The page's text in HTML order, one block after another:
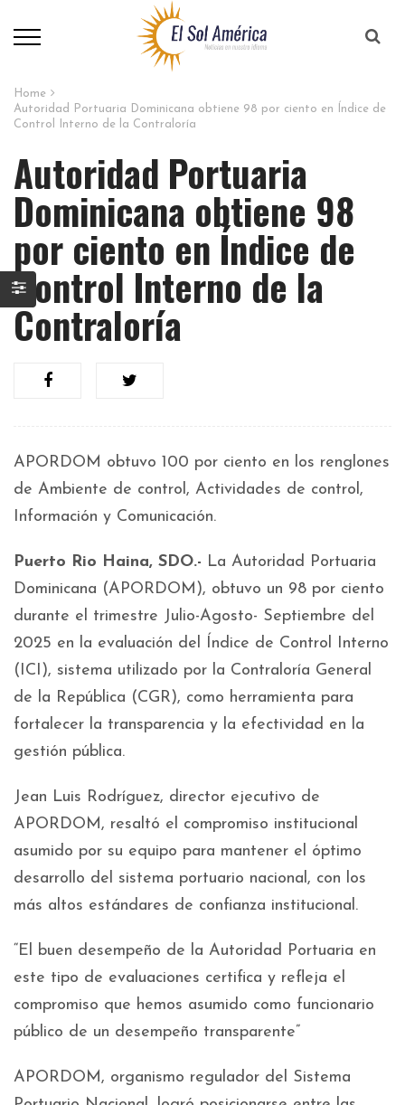
Home
Autoridad Portuaria Dominicana obtiene 98 por ciento en Índice de
Control Interno de la Contraloría
Autoridad Portuaria
Dominicana obtiene 98
por ciento en Índice de
Control Interno de la
Contraloría
APORDOM obtuvo 100 por ciento en los renglones
de Ambiente de control, Actividades de control,
Información y Comunicación.
Puerto Rio Haina, SDO.- La Autoridad Portuaria
Dominicana (APORDOM), obtuvo un 98 por ciento
durante el trimestre Julio-Agosto- Septiembre del
2025 en la evaluación del Índice de Control Interno
(ICI), sistema utilizado por la Contraloría General
de la República (CGR), como herramienta para
fortalecer la transparencia y la efectividad en la
gestión pública.
Jean Luis Rodríguez, director ejecutivo de
APORDOM, resaltó el compromiso institucional
asumido por su equipo para mantener el óptimo
desarrollo del sistema portuario nacional, con los
más altos estándares de confianza institucional.
“El buen desempeño de la Autoridad Portuaria en
este tipo de evaluaciones certifica y refleja el
compromiso que hemos asumido como funcionario
público de un desempeño transparente”
APORDOM, organismo regulador del Sistema